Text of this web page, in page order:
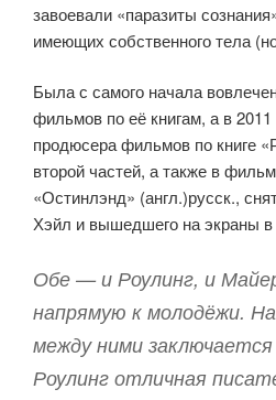
завоевали «паразиты
имеющих собственного тела
Была с самого начала
фильмов по её книгам, а в
продюсера фильмов по книге
второй частей, а также в
«Остинлэнд» (англ.)русск.,
Хэйл и вышедшего на экраны в
Обе — и Роулинг, и
напрямую к молодёжи.
между ними
Роулинг отличная